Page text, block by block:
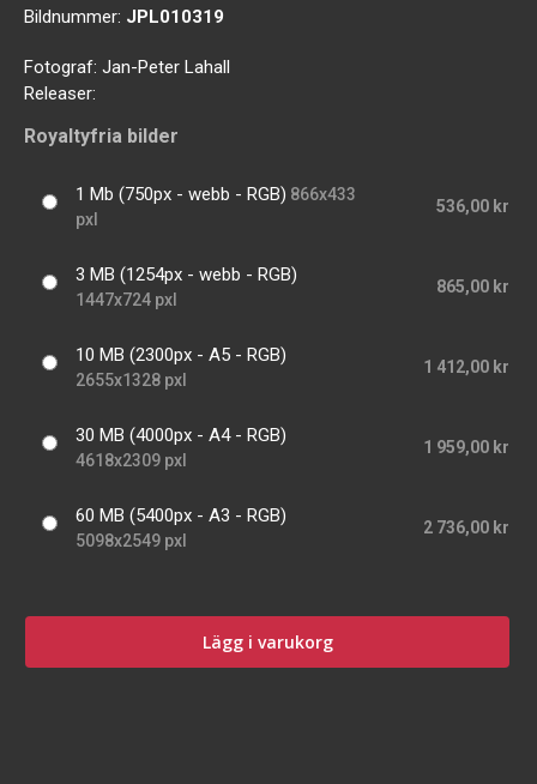
Bildnummer: JPL010319
Fotograf: Jan-Peter Lahall
Releaser:
Royaltyfria bilder
1 Mb (750px - webb - RGB) 866x433
pxl
536,00 kr
3 MB (1254px - webb - RGB)
1447x724 pxl
865,00 kr
10 MB (2300px - A5 - RGB)
2655x1328 pxl
1 412,00 kr
30 MB (4000px - A4 - RGB)
4618x2309 pxl
1 959,00 kr
60 MB (5400px - A3 - RGB)
5098x2549 pxl
2 736,00 kr
Lägg i varukorg